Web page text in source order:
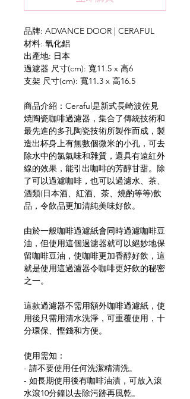
品牌: ADVANCE DOOR | CERAFUL
材料: 氧化鋁
出產地: 日本
過濾器 尺寸(cm): 寬11.5 x 高6
支架 尺寸(cm): 寬11.3 x 高16.5
商品介紹：Ceraful是新式長崎波佐見
焼陶瓷咖啡過濾器，集合了傳統技術和
最先進的多孔陶瓷技術所製作而成，製
造出杯身上有無數個微米的小孔，可去
除水中的氯氣味和雜質，還具有遠紅外
線的效果，能引出咖啡的芳醇甘甜。除
了可以過濾咖啡，也可以過濾水、茶、
酒類(日本酒、紅酒、茶、燒酌等等)飲
品，令飲品更加清純美味好飲。
由於一般咖啡過濾紙會同時過濾咖啡豆
油，但使用這個過濾器就可以絕妙地保
留咖啡豆油，使咖啡更加香醇好飲，這
就是使用這過瀘器令咖啡更好飲的秘密
之一。
這款過濾器不需用額外咖啡過濾紙，使
用後只需用清水洗淨，可重覆使用，十
分環保、慳錢和方便。
使用需知：
- 請不要使用任何洗潔精清洗。
- 如長期使用後有咖啡油漬，可放入滾
水滾10分鐘以去除污跡再風乾。